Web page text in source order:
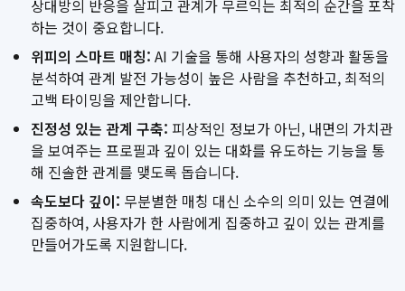
상대방의 반응을 살피고 관계가 무르익는 최적의 순간을 포착
하는 것이 중요합니다.
위피의 스마트 매칭: AI 기술을 통해 사용자의 성향과 활동을
분석하여 관계 발전 가능성이 높은 사람을 추천하고, 최적의
고백 타이밍을 제안합니다.
진정성 있는 관계 구축: 피상적인 정보가 아닌, 내면의 가치관
을 보여주는 프로필과 깊이 있는 대화를 유도하는 기능을 통
해 진솔한 관계를 맺도록 돕습니다.
속도보다 깊이: 무분별한 매칭 대신 소수의 의미 있는 연결에
집중하여, 사용자가 한 사람에게 집중하고 깊이 있는 관계를
만들어가도록 지원합니다.